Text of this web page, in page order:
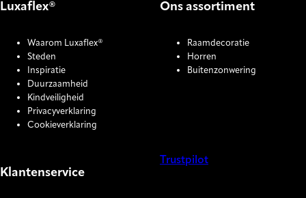
Luxaflex®
Waarom Luxaflex®
Steden
Inspiratie
Duurzaamheid
Kindveiligheid
Privacyverklaring
Cookieverklaring
Ons assortiment
Raamdecoratie
Horren
Buitenzonwering
Klantenservice
Trustpilot